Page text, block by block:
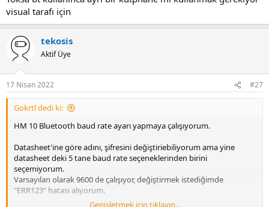
visual tarafı için
tekosis
Aktif Üye
17 Nisan 2022 #27
Gokrtl dedi ki:
HM 10 Bluetooth baud rate ayarı yapmaya çalışıyorum.
Datasheet'ine göre adını, şifresini değiştiriebiliyorum ama yine
datasheet deki 5 tane baud rate seçeneklerinden birini
seçemiyorum.
Varsayılan olarak 9600 de çalışıyor, değiştirmek istediğimde
"ERR123" hatası alıyorum.
Genişletmek için tıklayın...